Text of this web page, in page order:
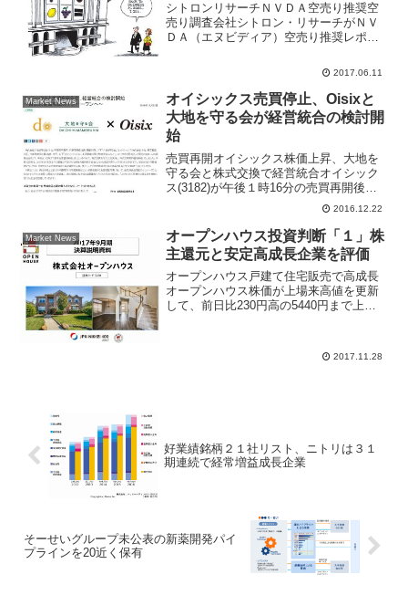
シトロンリサーチＮＶＤＡ空売り推奨空
売り調査会社シトロン・リサーチがＮＶ
ＤＡ（エヌビディア）空売り推奨レポー
日、ニューヨーク株式市場ではダウ工業
株３０種平均が過去最高値を更新した
が、ナスダック総合指数は前...
2017.06.11
Market News
オイシックス売買停止、Oisixと
大地を守る会が経営統合の検討開
始
売買再開オイシックス株価上昇、大地を
守る会と株式交換で経営統合オイシック
ス(3182)が午後１時16分の売買再開後に
カイ気配スタートし急伸。午後１時25分
現在、前日比243円（11.5％）高の2360円
まで買われている。同社はきょうの午後
１...
2016.12.22
Market News
オープンハウス投資判断「１」株
主還元と安定高成長企業を評価
オープンハウス戸建て住宅販売で高成長
オープンハウス株価が上場来高値を更新
して、前日比230円高の5440円まで上昇
2017.11.28
好業績銘柄２１社リスト、ニトリは３１
期連続で経常増益成長企業
そーせいグループ未公表の新薬開発パイ
プラインを20近く保有